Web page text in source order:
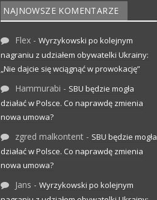
NAJNOWSZE KOMENTARZE
Flex - Wyrzykowski po kolejnym
nagraniu z udziałem obywatelki Ukrainy:
„Nie dajcie się wciągnąć w prowokację”
Hammurabi - SBU będzie mogła
działać w Polsce. Co naprawdę zmienia
nowa umowa?
zgred malkontent - SBU będzie mogła
działać w Polsce. Co naprawdę zmienia
nowa umowa?
Jans - Wyrzykowski po kolejnym